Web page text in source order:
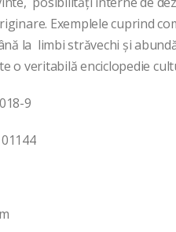
Exemplele cuprind
la limbi străvechi și
o veritabilă enciclopedie
9